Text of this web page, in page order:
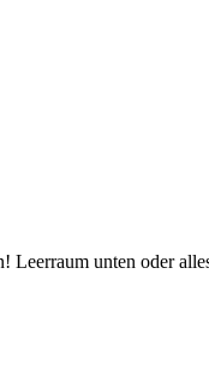
unten oder